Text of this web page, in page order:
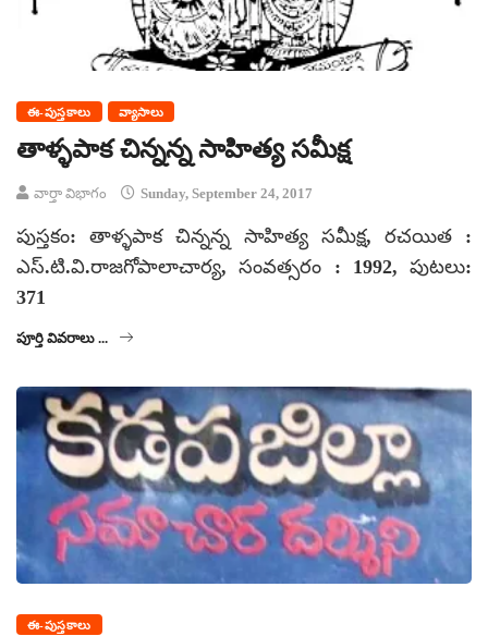
ఈ-పుస్తకాలు వ్యాసాలు
తాళ్ళపాక చిన్నన్న సాహిత్య సమీక్ష
వార్తా విభాగం Sunday, September 24, 2017
పుస్తకం: తాళ్ళపాక చిన్నన్న సాహిత్య సమీక్ష, రచయిత :
ఎస్.టి.వి.రాజగోపాలాచార్య, సంవత్సరం : 1992, పుటలు:
371
పూర్తి వివరాలు ...
ఈ-పుస్తకాలు